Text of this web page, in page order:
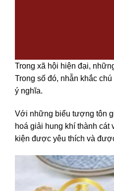
Trong xã hội hiện đại,
Trong số đó, nhẫn khắc
ý nghĩa.
Với những biểu tượng tôn
hoá giải hung khí thành cát
kiện được yêu thích và